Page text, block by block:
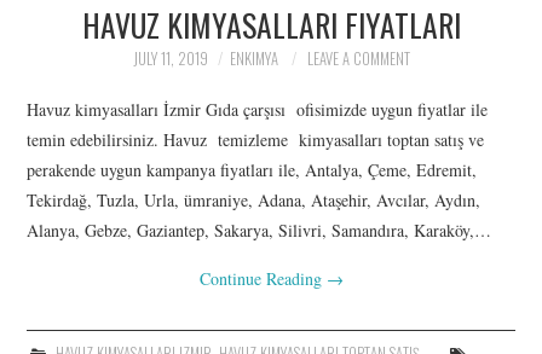
ÜRÜNLER: SITRIK ASIT,
ASKORBIK ASIT,
KALSIYUM, LAKTIK ASIT
HAVUZ KIMYASALLARI FIYATLARI
JULY 11, 2019 ENKIMYA LEAVE A COMMENT
Havuz kimyasalları İzmir Gıda çarşısı ofisimizde uygun fiyatlar ile
temin edebilirsiniz. Havuz temizleme kimyasalları toptan satış ve
perakende uygun kampanya fiyatları ile, Antalya, Çeme, Edremit,
Tekirdağ, Tuzla, Urla, ümraniye, Adana, Ataşehir, Avcılar, Aydın,
Alanya, Gebze, Gaziantep, Sakarya, Silivri, Samandıra, Karaköy,…
Continue Reading →